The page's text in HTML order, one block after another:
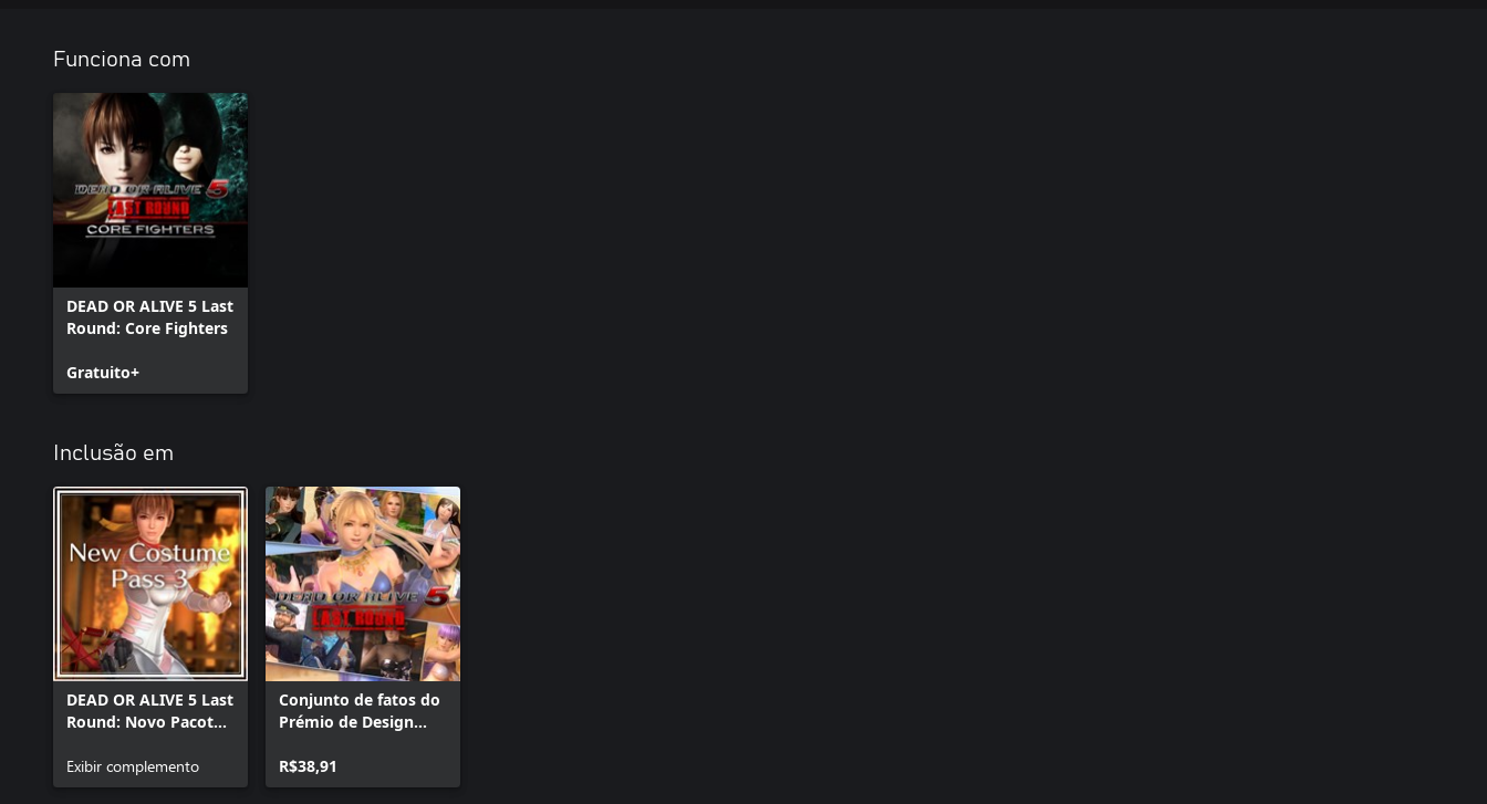
Funciona com
DEAD OR ALIVE 5 Last
Round: Core Fighters
Gratuito+
Inclusão em
DEAD OR ALIVE 5 Last
Round: Novo Pacote
Personagem
Exibir complemento
Conjunto de fatos do
Prémio de Design
R$38,91